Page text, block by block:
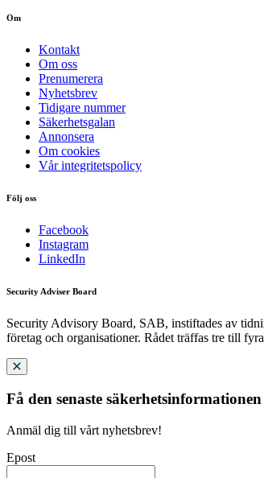
Om
Kontakt
Om oss
Prenumerera
Nyhetsbrev
Tidigare nummer
Säkerhetsgalan
Annonsera
Om cookies
Vår integritetspolicy
Följ oss
Facebook
Instagram
LinkedIn
Security Adviser Board
Security Advisory Board, SAB, instiftades av
företag och organisationer. Rådet träffas tre till
Få den senaste
Anmäl dig till vårt nyhetsbrev!
Epost